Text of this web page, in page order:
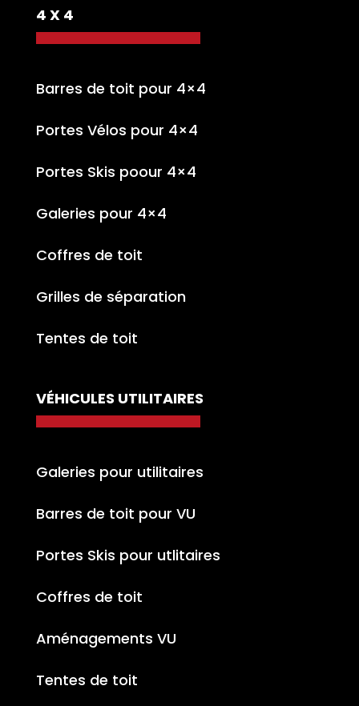
4 X 4
Barres de toit pour 4×4
Portes Vélos pour 4×4
Portes Skis poour 4×4
Galeries pour 4×4
Coffres de toit
Grilles de séparation
Tentes de toit
VÉHICULES UTILITAIRES
Galeries pour utilitaires
Barres de toit pour VU
Portes Skis pour utlitaires
Coffres de toit
Aménagements VU
Tentes de toit